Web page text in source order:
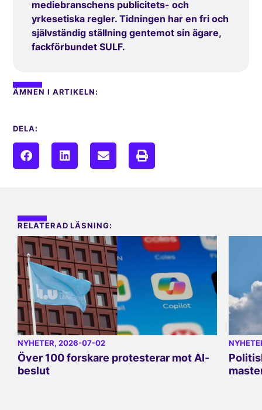
mediebranschens publicitets- och
yrkesetiska regler. Tidningen har en fri och
självständig ställning gentemot sin ägare,
fackförbundet SULF.
ÄMNEN I ARTIKELN:
DELA:
RELATERAD LÄSNING:
NYHETER, 2026-07-02
Över 100 forskare protesterar mot AI-
beslut